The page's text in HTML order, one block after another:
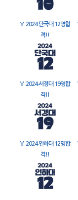
🏅 2024 단국대 12명합
격!!
🏅 2024 서경대 19명합
격!!
🏅 2024 인하대 12명합
격!!